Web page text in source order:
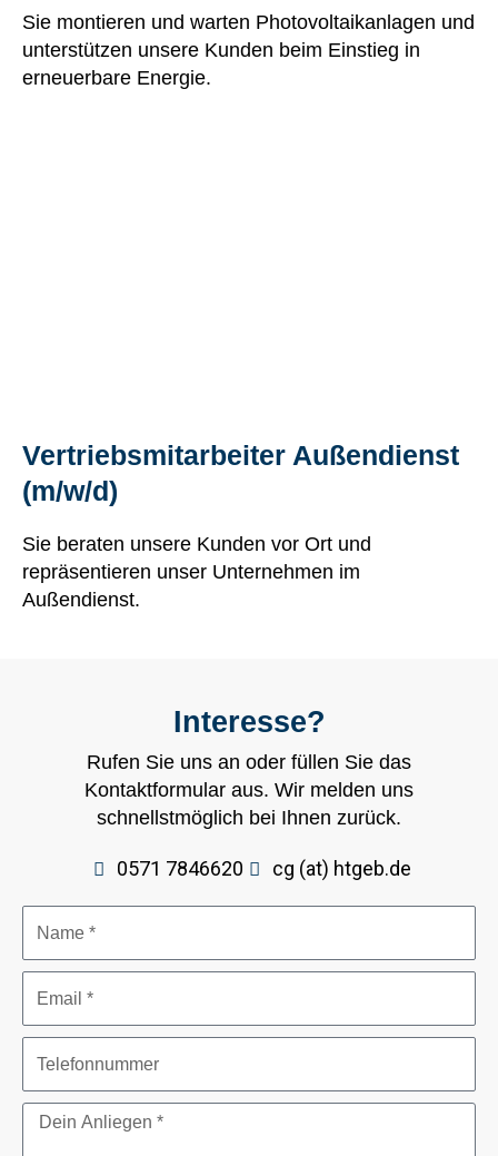
Sie montieren und warten Photovoltaikanlagen und
unterstützen unsere Kunden beim Einstieg in
erneuerbare Energie.
Vertriebsmitarbeiter Außendienst
(m/w/d)
Sie beraten unsere Kunden vor Ort und
repräsentieren unser Unternehmen im
Außendienst.
Interesse?
Rufen Sie uns an oder füllen Sie das
Kontaktformular aus. Wir melden uns
schnellstmöglich bei Ihnen zurück.
0571 7846620 cg (at) htgeb.de